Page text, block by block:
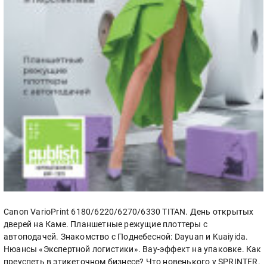
Canon VarioPrint 6180/6220/6270/6330 TITAN. День открытых
дверей на Каме. Планшетные режущие плоттеры с
автоподачей. Знакомство с Поднебесной: Dayuan и Kuaiyida.
Нюансы «Экспертной логистики». Вау-эффект на упаковке. Как
преуспеть в этикеточном бизнесе? Что новенького у SPRINTER.